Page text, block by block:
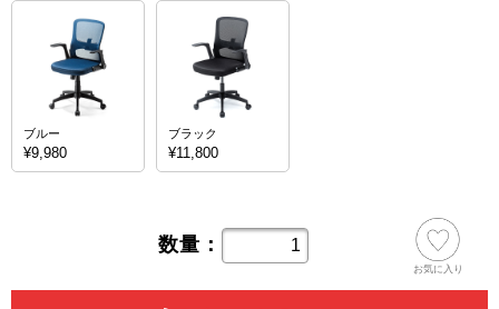
ブルー
¥9,980
ブラック
¥11,800
数量：
お気に入り